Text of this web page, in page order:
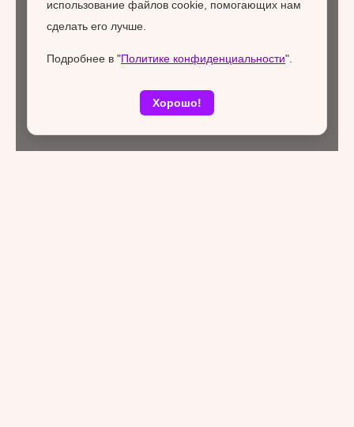
использование файлов cookie, помогающих нам
сделать его лучше.
Подробнее в "Политике конфиденциальности".
Хорошо!